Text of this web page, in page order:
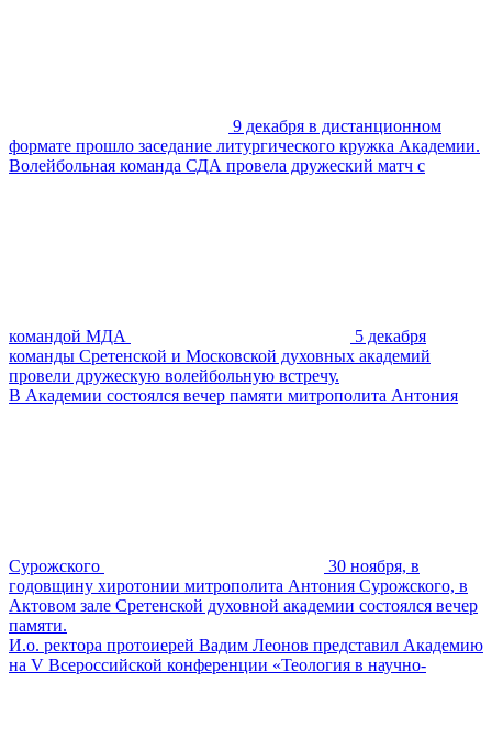
9 декабря в дистанционном
формате прошло заседание литургического кружка Академии.
Волейбольная команда СДА провела дружеский матч с
командой МДА
5 декабря
команды Сретенской и Московской духовных академий
провели дружескую волейбольную встречу.
В Академии состоялся вечер памяти митрополита Антония
Сурожского
30 ноября, в
годовщину хиротонии митрополита Антония Сурожского, в
Актовом зале Сретенской духовной академии состоялся вечер
памяти.
И.о. ректора протоиерей Вадим Леонов представил Академию
на V Всероссийской конференции «Теология в научно-